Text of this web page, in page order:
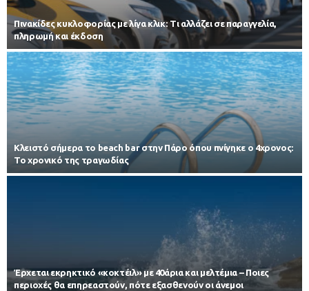
Πινακίδες κυκλοφορίας με λίγα κλικ: Τι αλλάζει σε παραγγελία,
πληρωμή και έκδοση
Κλειστό σήμερα το beach bar στην Πάρο όπου πνίγηκε ο 4χρονος:
Το χρονικό της τραγωδίας
Έρχεται εκρηκτικό «κοκτέιλ» με 40άρια και μελτέμια – Ποιες
περιοχές θα επηρεαστούν, πότε εξασθενούν οι άνεμοι